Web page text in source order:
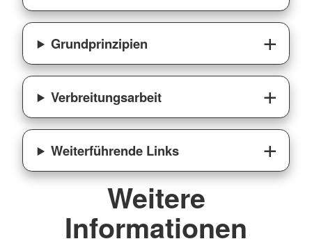
Grundprinzipien
Verbreitungsarbeit
Weiterführende Links
Weitere
Informationen